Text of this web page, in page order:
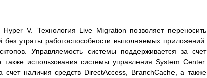
V. Технология Live Migration позволяет переносить
утраты работоспособности выполняемых приложений.
Управляемость системы поддерживается за счет
использования системы управления System Center.
наличия средств DirectAccess, BranchCache, а также